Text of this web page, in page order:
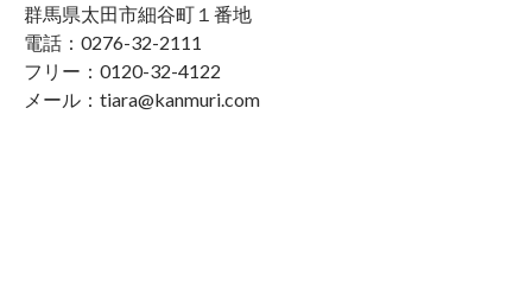
群馬県太田市細谷町１番地
電話：0276-32-2111
フリー：0120-32-4122
メール：tiara@kanmuri.com